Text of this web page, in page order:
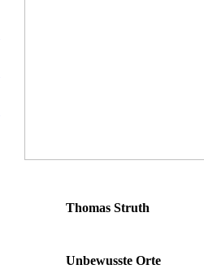
Thomas Struth
Unbewusste Orte